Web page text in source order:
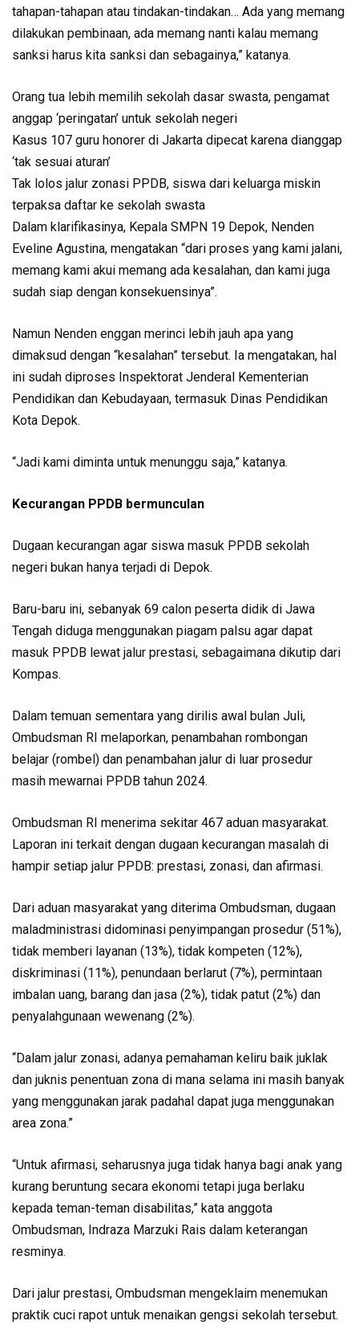
tahapan-tahapan atau tindakan-tindakan… Ada yang memang
dilakukan pembinaan, ada memang nanti kalau memang
sanksi harus kita sanksi dan sebagainya,” katanya.
Orang tua lebih memilih sekolah dasar swasta, pengamat
anggap ‘peringatan’ untuk sekolah negeri
Kasus 107 guru honorer di Jakarta dipecat karena dianggap
‘tak sesuai aturan’
Tak lolos jalur zonasi PPDB, siswa dari keluarga miskin
terpaksa daftar ke sekolah swasta
Dalam klarifikasinya, Kepala SMPN 19 Depok, Nenden
Eveline Agustina, mengatakan “dari proses yang kami jalani,
memang kami akui memang ada kesalahan, dan kami juga
sudah siap dengan konsekuensinya”.
Namun Nenden enggan merinci lebih jauh apa yang
dimaksud dengan “kesalahan” tersebut. Ia mengatakan, hal
ini sudah diproses Inspektorat Jenderal Kementerian
Pendidikan dan Kebudayaan, termasuk Dinas Pendidikan
Kota Depok.
“Jadi kami diminta untuk menunggu saja,” katanya.
Kecurangan PPDB bermunculan
Dugaan kecurangan agar siswa masuk PPDB sekolah
negeri bukan hanya terjadi di Depok.
Baru-baru ini, sebanyak 69 calon peserta didik di Jawa
Tengah diduga menggunakan piagam palsu agar dapat
masuk PPDB lewat jalur prestasi, sebagaimana dikutip dari
Kompas.
Dalam temuan sementara yang dirilis awal bulan Juli,
Ombudsman RI melaporkan, penambahan rombongan
belajar (rombel) dan penambahan jalur di luar prosedur
masih mewarnai PPDB tahun 2024.
Ombudsman RI menerima sekitar 467 aduan masyarakat.
Laporan ini terkait dengan dugaan kecurangan masalah di
hampir setiap jalur PPDB: prestasi, zonasi, dan afirmasi.
Dari aduan masyarakat yang diterima Ombudsman, dugaan
maladministrasi didominasi penyimpangan prosedur (51%),
tidak memberi layanan (13%), tidak kompeten (12%),
diskriminasi (11%), penundaan berlarut (7%), permintaan
imbalan uang, barang dan jasa (2%), tidak patut (2%) dan
penyalahgunaan wewenang (2%).
“Dalam jalur zonasi, adanya pemahaman keliru baik juklak
dan juknis penentuan zona di mana selama ini masih banyak
yang menggunakan jarak padahal dapat juga menggunakan
area zona.”
“Untuk afirmasi, seharusnya juga tidak hanya bagi anak yang
kurang beruntung secara ekonomi tetapi juga berlaku
kepada teman-teman disabilitas,” kata anggota
Ombudsman, Indraza Marzuki Rais dalam keterangan
resminya.
Dari jalur prestasi, Ombudsman mengeklaim menemukan
praktik cuci rapot untuk menaikan gengsi sekolah tersebut.